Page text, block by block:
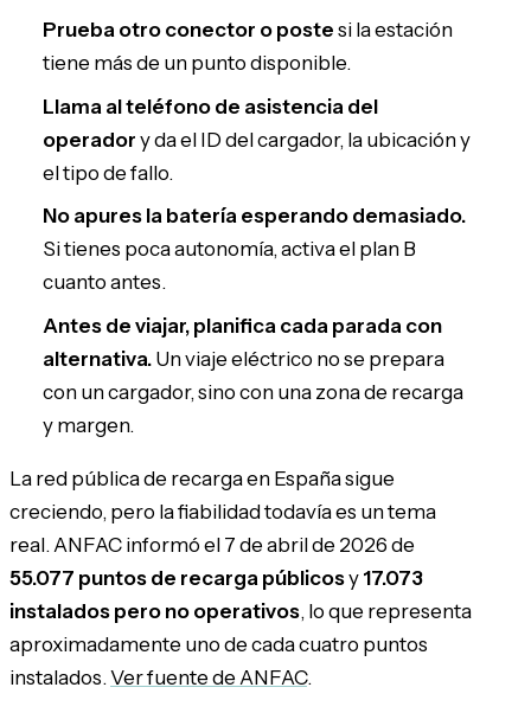
Prueba otro conector o poste si la estación
tiene más de un punto disponible.
Llama al teléfono de asistencia del
operador y da el ID del cargador, la ubicación y
el tipo de fallo.
No apures la batería esperando demasiado.
Si tienes poca autonomía, activa el plan B
cuanto antes.
Antes de viajar, planifica cada parada con
alternativa. Un viaje eléctrico no se prepara
con un cargador, sino con una zona de recarga
y margen.
La red pública de recarga en España sigue
creciendo, pero la fiabilidad todavía es un tema
real. ANFAC informó el 7 de abril de 2026 de
55.077 puntos de recarga públicosy 17.073
instalados pero no operativos, lo que representa
aproximadamente uno de cada cuatro puntos
instalados. Ver fuente de ANFAC.